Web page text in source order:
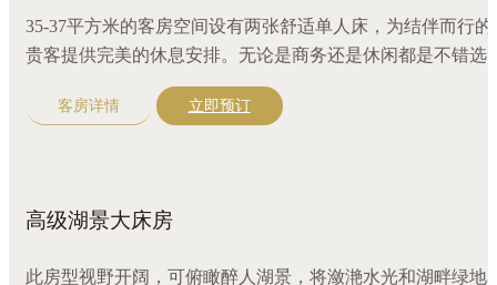
35-37平方米的客房空间设有两张舒适单人床，为结伴而行的
贵客提供完美的休息安排。无论是商务还是休闲都是不错选
择。客房装修精致，环境温馨舒适，配备风格鲜明的家具和
套设施，置身此房型中可观赏庭园绿意景致。
客房详情 立即预订
高级湖景大床房
此房型视野开阔，可俯瞰醉人湖景，将潋滟水光和湖畔绿地